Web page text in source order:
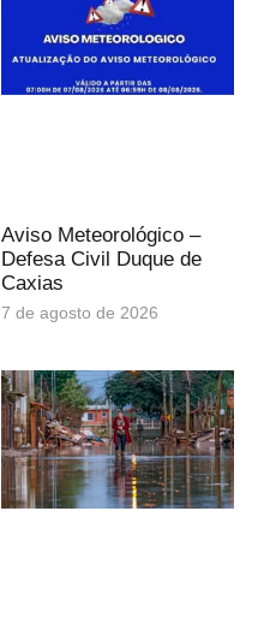
Aviso Meteorológico –
Defesa Civil Duque de
Caxias
7 de agosto de 2026